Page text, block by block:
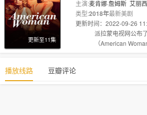
更新至11集
主演:麦肯娜·詹姆斯 艾丽
丽 夏恩·杰克逊
类型:2018年最新美剧
更新时间：2022-09-26
派拉蒙电视网公布
（American
播放线路 豆瓣评论